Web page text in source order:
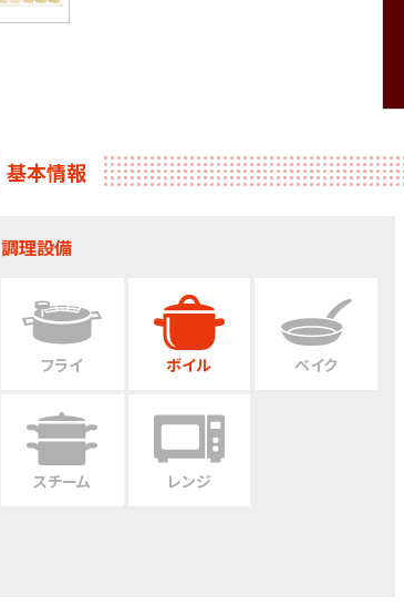
基本情報
調理設備
フライ ボイル ベイク
スチーム レンジ